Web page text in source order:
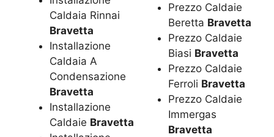
Caldaia Rinnai
Bravetta
Installazione
Caldaia A
Condensazione
Bravetta
Installazione
Caldaie Bravetta
Prezzo Caldaie
Beretta Bravetta
Prezzo Caldaie
Biasi Bravetta
Prezzo Caldaie
Ferroli Bravetta
Prezzo Caldaie
Immergas
Bravetta